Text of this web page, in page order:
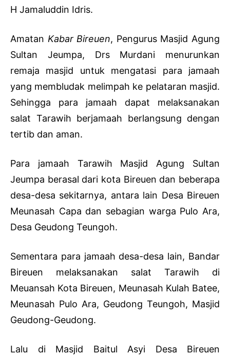
H Jamaluddin Idris.
Amatan Kabar Bireuen, Pengurus Masjid Agung
Sultan Jeumpa, Drs Murdani menurunkan
remaja masjid untuk mengatasi para jamaah
yang membludak melimpah ke pelataran masjid.
Sehingga para jamaah dapat melaksanakan
salat Tarawih berjamaah berlangsung dengan
tertib dan aman.
Para jamaah Tarawih Masjid Agung Sultan
Jeumpa berasal dari kota Bireuen dan beberapa
desa-desa sekitarnya, antara lain Desa Bireuen
Meunasah Capa dan sebagian warga Pulo Ara,
Desa Geudong Teungoh.
Sementara para jamaah desa-desa lain, Bandar
Bireuen melaksanakan salat Tarawih di
Meuansah Kota Bireuen, Meunasah Kulah Batee,
Meunasah Pulo Ara, Geudong Teungoh, Masjid
Geudong-Geudong.
Lalu di Masjid Baitul Asyi Desa Bireuen